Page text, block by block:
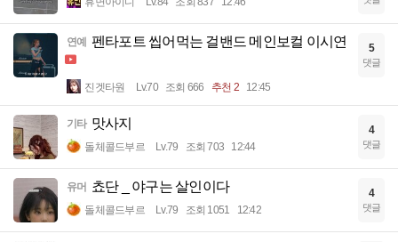
연예 펜타포트 씹어먹는 걸밴드 메인보컬 이시연
진겟타원 Lv.70 조회 666 추천 2 12:45
5
댓글
기타 맛사지
돌체콜드부르 Lv.79 조회 703 12:44
4
댓글
유머 쵸단 _ 야구는 살인이다
돌체콜드부르 Lv.79 조회 1051 12:42
4
댓글